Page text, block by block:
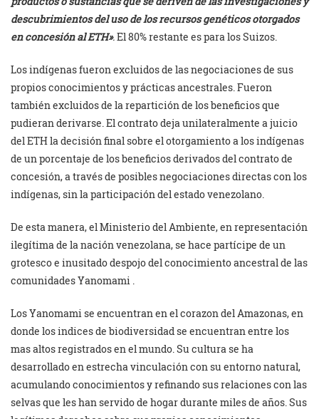
descubrimientos del uso de los recursos genéticos otorgados
en concesión al ETH».El 80% restante es para los Suizos.
Los indígenas fueron excluidos de las negociaciones de sus
propios conocimientos y prácticas ancestrales. Fueron
también excluidos de la repartición de los beneficios que
pudieran derivarse. El contrato deja unilateralmente a juicio
del ETH la decisión final sobre el otorgamiento a los indígenas
de un porcentaje de los beneficios derivados del contrato de
concesión, a través de posibles negociaciones directas con los
indígenas, sin la participación del estado venezolano.
De esta manera, el Ministerio del Ambiente, en representación
ilegítima de la nación venezolana, se hace partícipe de un
grotesco e inusitado despojo del conocimiento ancestral de las
comunidades Yanomami .
Los Yanomami se encuentran en el corazon del Amazonas, en
donde los indices de biodiversidad se encuentran entre los
mas altos registrados en el mundo. Su cultura se ha
desarrollado en estrecha vinculación con su entorno natural,
acumulando conocimientos y refinando sus relaciones con las
selvas que les han servido de hogar durante miles de años. Sus